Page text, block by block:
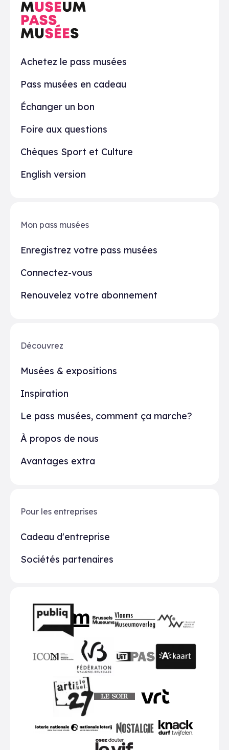
En pratique
Achetez le pass musées
Pass musées en cadeau
Échanger un bon
Foire aux questions
Chèques Sport et Culture
English version
Découvrez
Musées & expositions
Inspiration
Le pass musées, comment ça marche?
À propos de nous
Avantages extra
Pour les entreprises
Cadeau d'entreprise
Sociétés partenaires
Mon pass musées
Enregistrez votre pass musées
Connectez-vous
Renouvelez votre abonnement
Partenaires
FWB
Art 27
Nostalgie